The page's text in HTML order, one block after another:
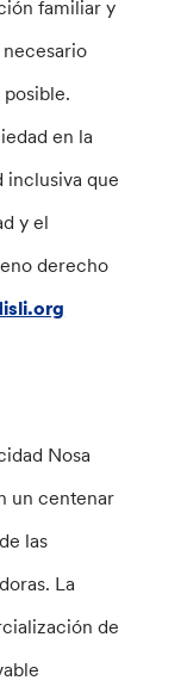
familiar y
en la
inclusiva que
y el
derecho
Nosa
un centenar
las
La
de